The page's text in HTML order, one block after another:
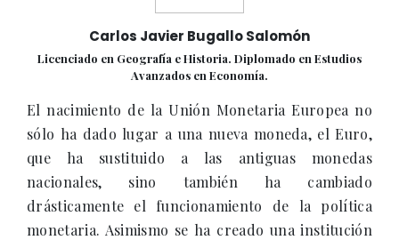
Carlos Javier Bugallo Salomón
Licenciado en Geografía e Historia. Diplomado en Estudios
Avanzados en Economía.
El nacimiento de la Unión Monetaria Europea no
sólo ha dado lugar a una nueva moneda, el Euro,
que ha sustituido a las antiguas monedas
nacionales, sino también ha cambiado
drásticamente el funcionamiento de la política
monetaria. Asimismo se ha creado una institución